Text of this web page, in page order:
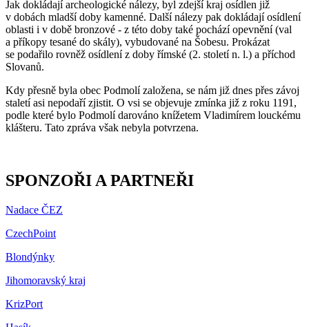
Jak dokládají archeologické nálezy, byl zdejší kraj osídlen již
v dobách mladší doby kamenné. Další nálezy pak dokládají osídlení
oblasti i v době bronzové - z této doby také pochází opevnění (val
a příkopy tesané do skály), vybudované na Šobesu. Prokázat
se podařilo rovněž osídlení z doby římské (2. století n. l.) a příchod
Slovanů.
Kdy přesně byla obec Podmolí založena, se nám již dnes přes závoj
staletí asi nepodaří zjistit. O vsi se objevuje zmínka již z roku 1191,
podle které bylo Podmolí darováno knížetem Vladimírem louckému
klášteru. Tato zpráva však nebyla potvrzena.
SPONZOŘI A PARTNEŘI
Nadace ČEZ
CzechPoint
Blondýnky
Jihomoravský kraj
KrizPort